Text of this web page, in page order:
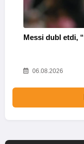
Messi dubl etdi,
06.08.2026